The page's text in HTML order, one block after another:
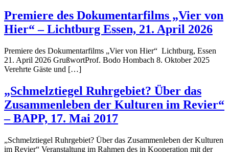
Premiere des Dokumentarfilms „Vier von
Hier“ – Lichtburg Essen, 21. April 2026
Premiere des Dokumentarfilms „Vier von Hier“ Lichtburg, Essen
21. April 2026 GrußwortProf. Bodo Hombach 8. Oktober 2025
Verehrte Gäste und […]
„Schmelztiegel Ruhrgebiet? Über das
Zusammenleben der Kulturen im Revier“
– BAPP, 17. Mai 2017
„Schmelztiegel Ruhrgebiet? Über das Zusammenleben der Kulturen
im Revier“ Veranstaltung im Rahmen des in Kooperation mit der